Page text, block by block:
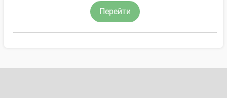
Перейти